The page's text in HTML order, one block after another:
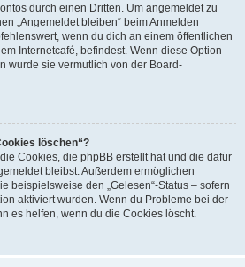
durch einen Dritten. Um angemeldet zu
„Angemeldet bleiben“ beim Anmelden
wenn du dich an einem öffentlichen
Internetcafé, befindest. Wenn diese Option
wurde sie vermutlich von der Board-
löschen“?
Cookies, die phpBB erstellt hat und die dafür
bleibst. Außerdem ermöglichen
beispielsweise den „Gelesen“-Status – sofern
aktiviert wurden. Wenn du Probleme bei der
es helfen, wenn du die Cookies löscht.